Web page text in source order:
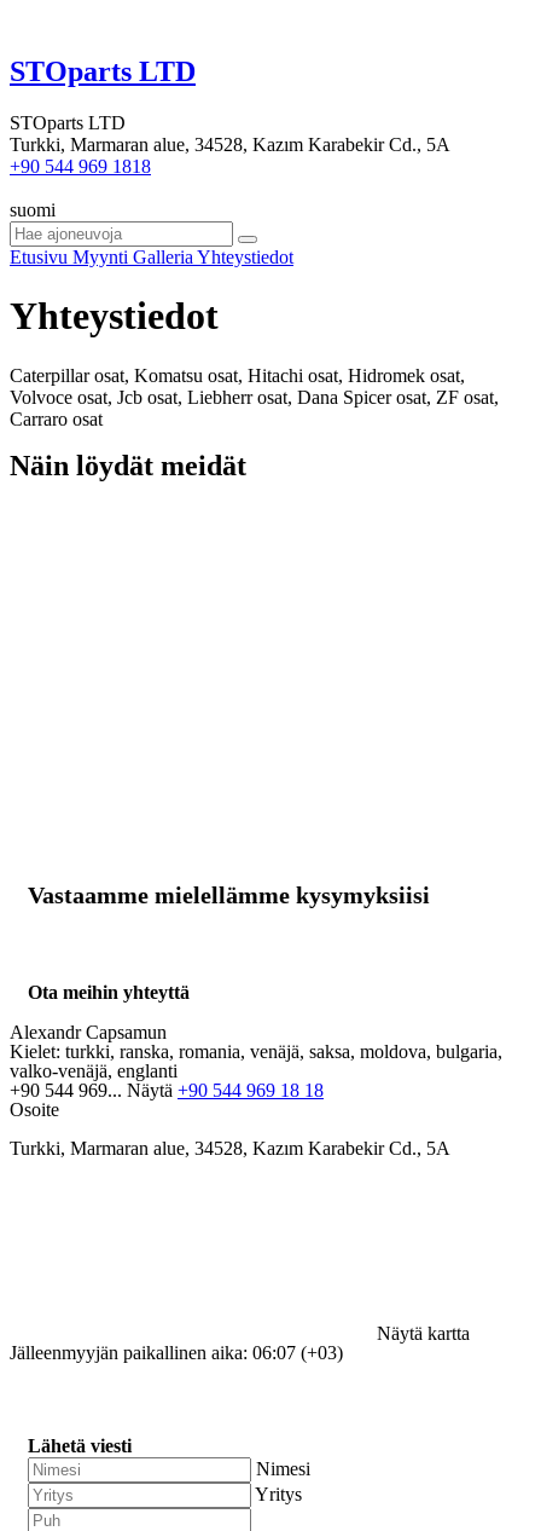
STOparts LTD
STOparts LTD
Turkki, Marmaran alue, 34528, Kazım Karabekir Cd., 5A
+90 544 969 1818
suomi
Etusivu Myynti Galleria Yhteystiedot
Yhteystiedot
Caterpillar osat, Komatsu osat, Hitachi osat, Hidromek osat,
Volvoce osat, Jcb osat, Liebherr osat, Dana Spicer osat, ZF osat,
Carraro osat
Näin löydät meidät
Vastaamme mielellämme kysymyksiisi
Ota meihin yhteyttä
Alexandr Capsamun
Kielet: turkki, ranska, romania, venäjä, saksa, moldova, bulgaria,
valko-venäjä, englanti
+90 544 969... Näytä +90 544 969 18 18
Osoite
Turkki, Marmaran alue, 34528, Kazım Karabekir Cd., 5A
Näytä kartta
Jälleenmyyjän paikallinen aika: 06:07 (+03)
Lähetä viesti
Nimesi
Yritys